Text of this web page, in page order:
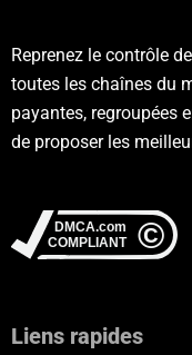
Reprenez le contrôle
toutes les chaînes du
payantes, regroupées
de proposer les
Liens rapides